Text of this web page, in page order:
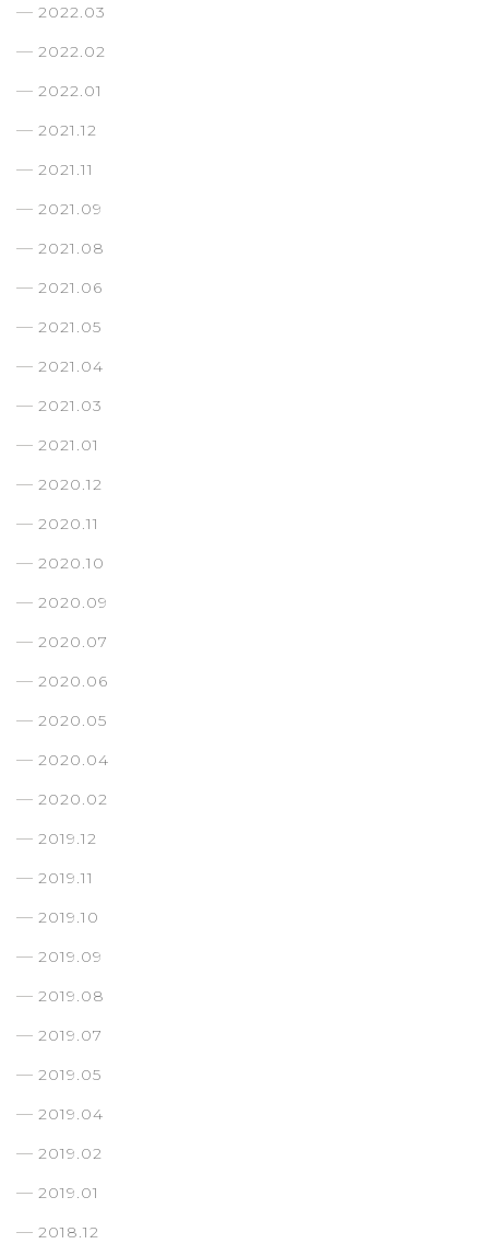
2022.03
2022.02
2022.01
2021.12
2021.11
2021.09
2021.08
2021.06
2021.05
2021.04
2021.03
2021.01
2020.12
2020.11
2020.10
2020.09
2020.07
2020.06
2020.05
2020.04
2020.02
2019.12
2019.11
2019.10
2019.09
2019.08
2019.07
2019.05
2019.04
2019.02
2019.01
2018.12